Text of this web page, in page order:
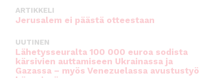
ARTIKKELI
Jerusalem ei päästä otteestaan
UUTINEN
Lähetysseuralta 100 000 euroa sodista
kärsivien auttamiseen Ukrainassa ja
Gazassa – myös Venezuelassa avustustyö